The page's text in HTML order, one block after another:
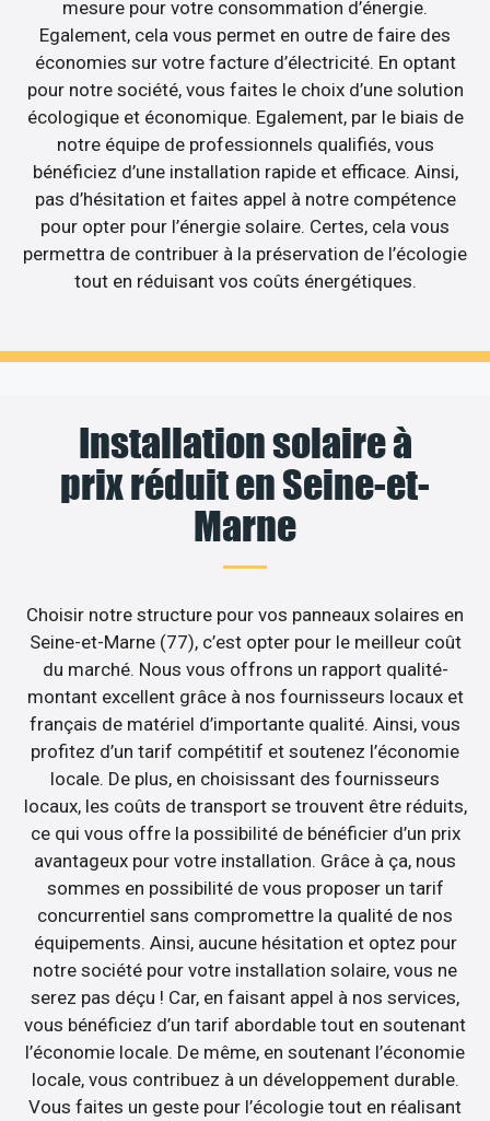
mesure pour votre consommation d’énergie.
Egalement, cela vous permet en outre de faire des
économies sur votre facture d’électricité. En optant
pour notre société, vous faites le choix d’une solution
écologique et économique. Egalement, par le biais de
notre équipe de professionnels qualifiés, vous
bénéficiez d’une installation rapide et efficace. Ainsi,
pas d’hésitation et faites appel à notre compétence
pour opter pour l’énergie solaire. Certes, cela vous
permettra de contribuer à la préservation de l’écologie
tout en réduisant vos coûts énergétiques.
Installation solaire à
prix réduit en Seine-et-
Marne
Choisir notre structure pour vos panneaux solaires en
Seine-et-Marne (77), c’est opter pour le meilleur coût
du marché. Nous vous offrons un rapport qualité-
montant excellent grâce à nos fournisseurs locaux et
français de matériel d’importante qualité. Ainsi, vous
profitez d’un tarif compétitif et soutenez l’économie
locale. De plus, en choisissant des fournisseurs
locaux, les coûts de transport se trouvent être réduits,
ce qui vous offre la possibilité de bénéficier d’un prix
avantageux pour votre installation. Grâce à ça, nous
sommes en possibilité de vous proposer un tarif
concurrentiel sans compromettre la qualité de nos
équipements. Ainsi, aucune hésitation et optez pour
notre société pour votre installation solaire, vous ne
serez pas déçu ! Car, en faisant appel à nos services,
vous bénéficiez d’un tarif abordable tout en soutenant
l’économie locale. De même, en soutenant l’économie
locale, vous contribuez à un développement durable.
Vous faites un geste pour l’écologie tout en réalisant